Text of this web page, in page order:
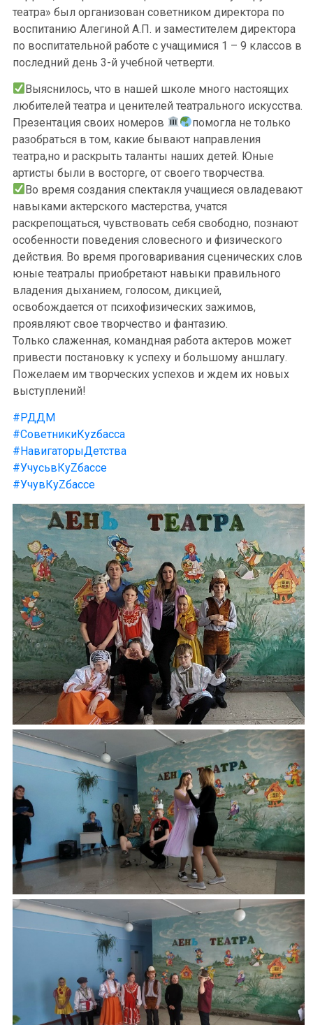
театра» был организован советником директора по
воспитанию Алегиной А.П. и заместителем директора
по воспитательной работе с учащимися 1 – 9 классов в
последний день 3-й учебной четверти.
Выяснилось, что в нашей школе много настоящих
любителей театра и ценителей театрального искусства.
Презентация своих номеров
помогла не только
разобраться в том, какие бывают направления
театра,но и раскрыть таланты наших детей. Юные
артисты были в восторге, от своего творчества.
Во время создания спектакля учащиеся овладевают
навыками актерского мастерства, учатся
раскрепощаться, чувствовать себя свободно, познают
особенности поведения словесного и физического
действия. Во время проговаривания сценических слов
юные театралы приобретают навыки правильного
владения дыханием, голосом, дикцией,
освобождается от психофизических зажимов,
проявляют свое творчество и фантазию.
Только слаженная, командная работа актеров может
привести постановку к успеху и большому аншлагу.
Пожелаем им творческих успехов и ждем их новых
выступлений!
#РДДМ
#СоветникиКуzбасса
#НавигаторыДетства
#УчусьвКуZбассе
#УчувКуZбассе